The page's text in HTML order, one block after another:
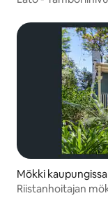
Mökki
Riistanhoitajan